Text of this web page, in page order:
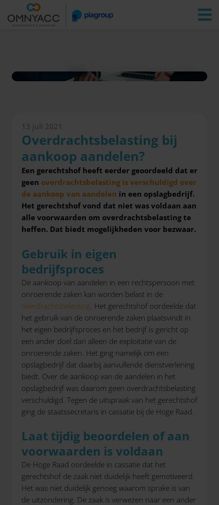
Vestigingen Zoeken
13 juli 2021
Overdrachtsbelasting bij
aankoop aandelen?
Een gerechtshof heeft eerder geoordeeld dat er
geen overdrachtsbelasting is verschuldigd over
de aankoop van aandelen in een opslagbedrijf.
Het gerechtshof vond dat niet was voldaan aan
alle voorwaarden om overdrachtsbelasting te
heffen. Dat biedt mogelijkheden voor bezwaar.
Gebruik in eigen
bedrijfsproces
De aankoop van aandelen in een rechtspersoon met
onroerende zaken kan worden belast in de
overdrachtsbelasting . Het gerechtshof oordeelde dat
het gebruik van de onroerende zaken plaatsvindt in
het eigen bedrijfsproces en het bedrijf is gericht op
een ander doel dan alleen de exploitatie van de
onroerende zaken. Het ging namelijk om een
opslagbedrijf dat daarbij aanvullende dienstverlening
biedt. Over de aankoop van de aandelen in het
opslagbedrijf was daarom geen overdrachtsbelasting
verschuldigd. Tegen de uitspraak van het gerechtshof
ging de staatssecretaris in cassatie bij de Hoge Raad.
Laat tijdig beoordelen of aan
voorwaarden is voldaan
De Hoge Raad oordeelde in cassatie dat het
gerechtshof de zaak niet duidelijk heeft gemotiveerd.
Het was niet duidelijk genoeg waarom sprake is van
de uitzondering. De zaak is verwezen naar een ander